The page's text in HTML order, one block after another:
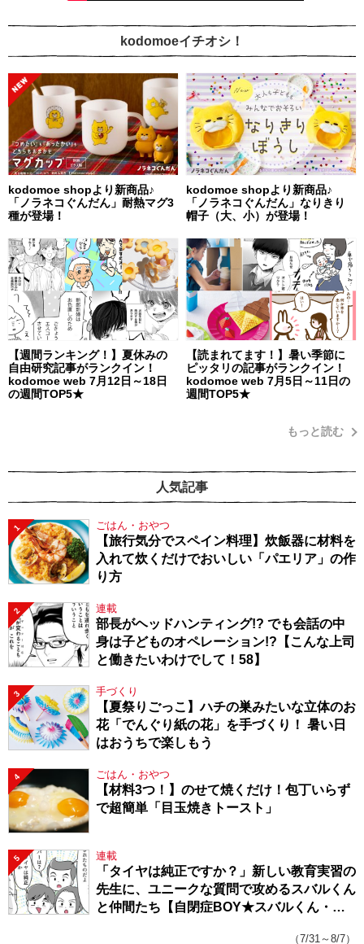
kodomoeイチオシ！
kodomoe shopより新商品♪
「ノラネコぐんだん」耐熱マグ3
種が登場！
kodomoe shopより新商品♪
「ノラネコぐんだん」なりきり
帽子（大、小）が登場！
【週間ランキング！】夏休みの
自由研究記事がランクイン！
kodomoe web 7月12日～18日
の週間TOP5★
【読まれてます！】暑い季節に
ピッタリの記事がランクイン！
kodomoe web 7月5日～11日の
週間TOP5★
もっと読む
人気記事
1 ごはん・おやつ
【旅行気分でスペイン料理】炊飯器に材料を
入れて炊くだけでおいしい「パエリア」の作
り方
2 連載
部長がヘッドハンティング!? でも会話の中
身は子どものオペレーション!?【こんな上司
と働きたいわけでして！58】
3 手づくり
【夏祭りごっこ】ハチの巣みたいな立体のお
花「でんぐり紙の花」を手づくり！ 暑い日
はおうちで楽しもう
4 ごはん・おやつ
【材料3つ！】のせて焼くだけ！包丁いらず
で超簡単「目玉焼きトースト」
5 連載
「タイヤは純正ですか？」新しい教育実習の
先生に、ユニークな質問で攻めるスバルくん
と仲間たち【自閉症BOY★スバルくん・
（7/31～8/7）